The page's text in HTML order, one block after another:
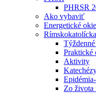
PHRSR
Ako vybaviť
Energetické
Praktické
Aktivity
Zo života